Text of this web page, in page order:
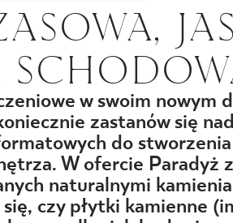
+48
SKLEP INTERNETOWY
44
w swoim nowym
zastanów się
do
W ofercie Paradyż
naturalnymi
czy płytki kamienne